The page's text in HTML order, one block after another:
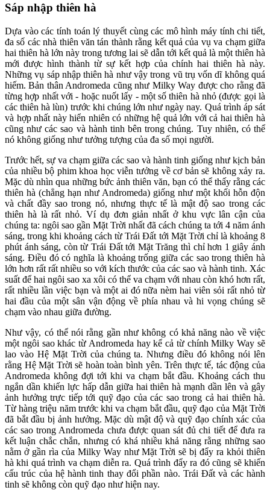
Sáp nhập thiên hà
Dựa vào các tính toán lý thuyết cùng các mô hình máy tính chi tiết,
đa số các nhà thiên văn tán thành rằng kết quả của vụ va chạm giữa
hai thiên hà lớn này trong tương lai sẽ dẫn tới kết quả là một thiên hà
mới được hình thành từ sự kết hợp của chính hai thiên hà này.
Những vụ sáp nhập thiên hà như vậy trong vũ trụ vốn dĩ không quá
hiếm. Bản thân Andromeda cũng như Milky Way được cho rằng đã
từng hợp nhất với - hoặc nuốt lấy - một số thiên hà nhỏ (được gọi là
các thiên hà lùn) trước khi chúng lớn như ngày nay. Quá trình áp sát
và hợp nhất này hiển nhiên có những hệ quả lớn với cả hai thiên hà
cũng như các sao và hành tinh bên trong chúng. Tuy nhiên, có thể
nó không giống như tưởng tượng của đa số mọi người.
Trước hết, sự va chạm giữa các sao và hành tinh giống như kịch bản
của nhiều bộ phim khoa học viễn tưởng về cơ bản sẽ không xảy ra.
Mặc dù nhìn qua những bức ảnh thiên văn, bạn có thể thấy rằng các
thiên hà (chẳng hạn như Andromeda) giống như một khối hỗn độn
và chất đầy sao trong nó, nhưng thực tế là mật độ sao trong các
thiên hà là rất nhỏ. Ví dụ đơn giản nhất ở khu vực lân cận của
chúng ta: ngôi sao gần Mặt Trời nhất đã cách chúng ta tới 4 năm ánh
sáng, trong khi khoảng cách từ Trái Đất tới Mặt Trời chỉ là khoảng 8
phút ánh sáng, còn từ Trái Đất tới Mặt Trăng thì chỉ hơn 1 giây ánh
sáng. Điều đó có nghĩa là khoảng trống giữa các sao trong thiên hà
lớn hơn rất rất nhiều so với kích thước của các sao và hành tinh. Xác
suất để hai ngôi sao xa xôi có thể va chạm với nhau còn khó hơn rất,
rất nhiều lần việc bạn và một ai đó nữa nèm hai viên sỏi rất nhỏ từ
hai đầu của một sân vận động về phía nhau và hi vọng chúng sẽ
chạm vào nhau giữa đường.
Như vậy, có thể nói rằng gần như không có khả năng nào về việc
một ngôi sao khác từ Andromeda hay kể cả từ chính Milky Way sẽ
lao vào Hệ Mặt Trời của chúng ta. Nhưng điều đó không nói lên
rằng Hệ Mặt Trời sẽ hoàn toàn bình yên. Trên thực tế, tác động của
Andromeda không đợi tới khi va chạm bắt đầu. Khoảng cách thu
ngắn dần khiến lực hấp dẫn giữa hai thiên hà mạnh dần lên và gây
ảnh hưởng trực tiếp tới quỹ đạo của các sao trong cả hai thiên hà.
Từ hàng triệu năm trước khi va chạm bắt đầu, quỹ đạo của Mặt Trời
đã bắt đầu bị ảnh hưởng. Mặc dù mật độ và quỹ đạo chính xác của
các sao trong Andromeda chưa được quan sát đủ chi tiết để đưa ra
kết luận chắc chắn, nhưng có khá nhiều khả năng rằng những sao
nằm ở gần rìa của Milky Way như Mặt Trời sẽ bị đẩy ra khỏi thiên
hà khi quá trình va chạm diễn ra. Quá trình đẩy ra đó cũng sẽ khiến
cấu trúc của hệ hành tinh thay đổi phần nào. Trái Đất và các hành
tinh sẽ không còn quỹ đạo như hiện nay.